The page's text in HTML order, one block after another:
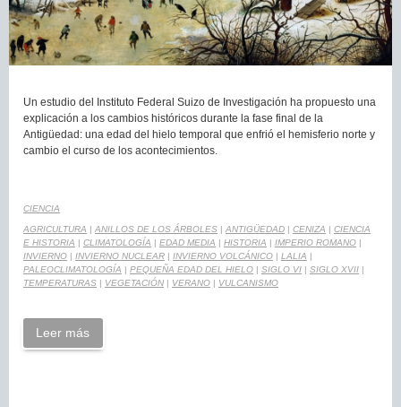
Un estudio del Instituto Federal Suizo de Investigación ha propuesto una
explicación a los cambios históricos durante la fase final de la
Antigüedad: una edad del hielo temporal que enfrió el hemisferio norte y
cambio el curso de los acontecimientos.
CIENCIA
AGRICULTURA | ANILLOS DE LOS ÁRBOLES | ANTIGÜEDAD | CENIZA | CIENCIA
E HISTORIA | CLIMATOLOGÍA | EDAD MEDIA | HISTORIA | IMPERIO ROMANO |
INVIERNO | INVIERNO NUCLEAR | INVIERNO VOLCÁNICO | LALIA |
PALEOCLIMATOLOGÍA | PEQUEÑA EDAD DEL HIELO | SIGLO VI | SIGLO XVII |
TEMPERATURAS | VEGETACIÓN | VERANO | VULCANISMO
Leer más